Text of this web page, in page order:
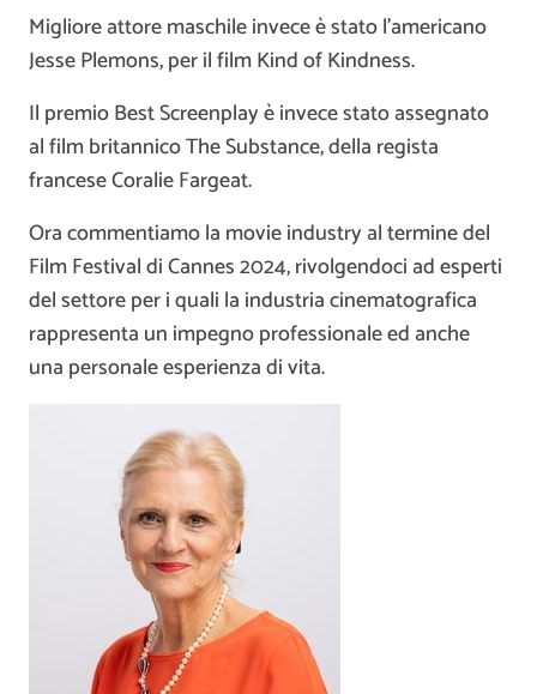
Migliore attore maschile invece è stato l’americano
Jesse Plemons, per il film Kind of Kindness.
Il premio Best Screenplay è invece stato assegnato
al film britannico The Substance, della regista
francese Coralie Fargeat.
Ora commentiamo la movie industry al termine del
Film Festival di Cannes 2024, rivolgendoci ad esperti
del settore per i quali la industria cinematografica
rappresenta un impegno professionale ed anche
una personale esperienza di vita.